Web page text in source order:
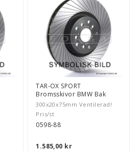
TAR-OX SPORT
Bromsskivor BMW Bak
300x20x75mm Ventilerad!
Pris/st
0598-88
1.585,00 kr